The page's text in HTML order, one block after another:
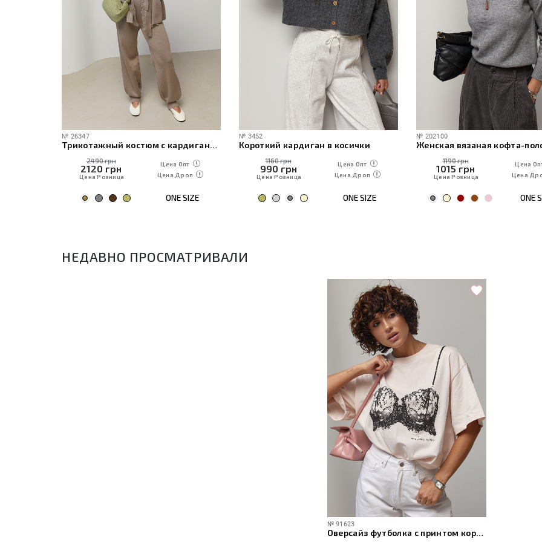
№ 26347
Трикотажный костюм с кардиганом, топом и брюками
2490 грн
2120 грн
Цена Розница
Цена Опт
Цена Дроп
ONE SIZE
№ 3452
Короткий кардиган в косички
1160 грн
990 грн
Цена Розница
Цена Опт
Цена Дроп
ONE SIZE
№ 202100
1190 грн
1015 грн
Цена Розница
Цена
Цена
ONE
НЕДАВНО ПРОСМАТРИВАЛИ
№ 91623
Оверсайз футболка с принтом корсета